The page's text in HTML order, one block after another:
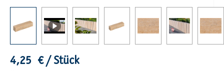
Regulärer Preis:
4,25 € / Stück